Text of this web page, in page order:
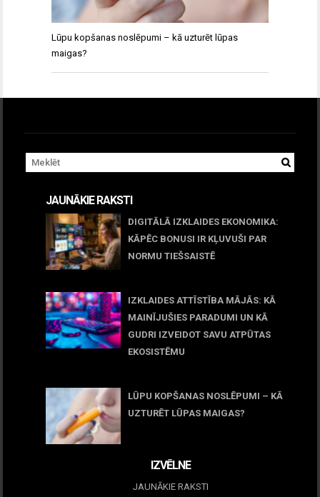
Lūpu kopšanas noslēpumi – kā uzturēt lūpas
maigas?
JAUNĀKIE RAKSTI
DIGITĀLĀ IZKLAIDES EKONOMIKA:
KĀPĒC BONUSI IR KĻUVUŠI PAR
NORMU TIEŠSAISTĒ
IZKLAIDES ATTĪSTĪBA MĀJĀS: KĀ
MAINĪJUŠIES PARADUMI UN KĀ
GUDRI IZVEIDOT SAVU ATPŪTAS
EKOSISTĒMU
LŪPU KOPŠANAS NOSLĒPUMI – KĀ
UZTURĒT LŪPAS MAIGAS?
IZVĒLNE
JAUNĀKIE RAKSTI